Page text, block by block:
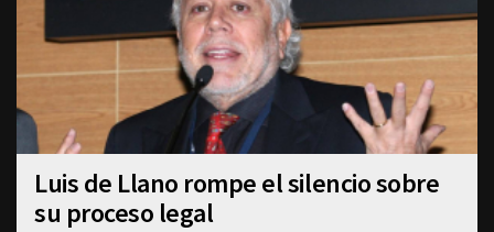
Luis de Llano rompe el silencio sobre
su proceso legal